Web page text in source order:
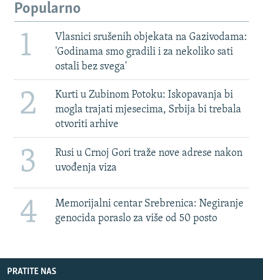
Popularno
1
Vlasnici srušenih objekata na Gazivodama:
'Godinama smo gradili i za nekoliko sati
ostali bez svega'
2
Kurti u Zubinom Potoku: Iskopavanja bi
mogla trajati mjesecima, Srbija bi trebala
otvoriti arhive
3
Rusi u Crnoj Gori traže nove adrese nakon
uvođenja viza
4
Memorijalni centar Srebrenica: Negiranje
genocida poraslo za više od 50 posto
PRATITE NAS